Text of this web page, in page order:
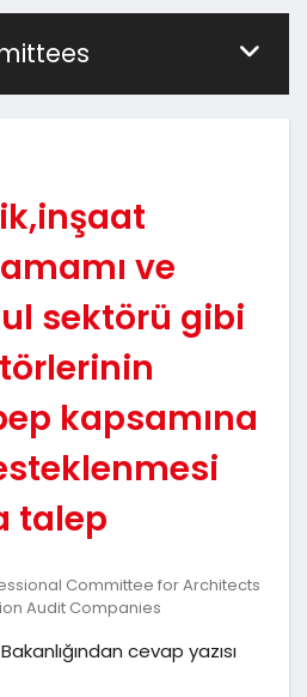
ve
sektörü gibi
kapsamına
talep
Committee for Architects
Audit Companies
cevap yazısı